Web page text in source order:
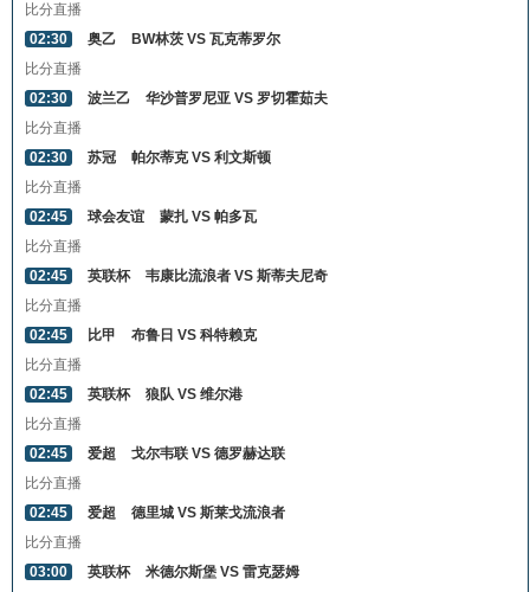
比分直播
02:30
奥乙
BW林茨 VS 瓦克蒂罗尔
比分直播
02:30
波兰乙
华沙普罗尼亚 VS 罗切霍茹夫
比分直播
02:30
苏冠
帕尔蒂克 VS 利文斯顿
比分直播
02:45
球会友谊
蒙扎 VS 帕多瓦
比分直播
02:45
英联杯
韦康比流浪者 VS 斯蒂夫尼奇
比分直播
02:45
比甲
布鲁日 VS 科特赖克
比分直播
02:45
英联杯
狼队 VS 维尔港
比分直播
02:45
爱超
戈尔韦联 VS 德罗赫达联
比分直播
02:45
爱超
德里城 VS 斯莱戈流浪者
比分直播
03:00
英联杯
米德尔斯堡 VS 雷克瑟姆